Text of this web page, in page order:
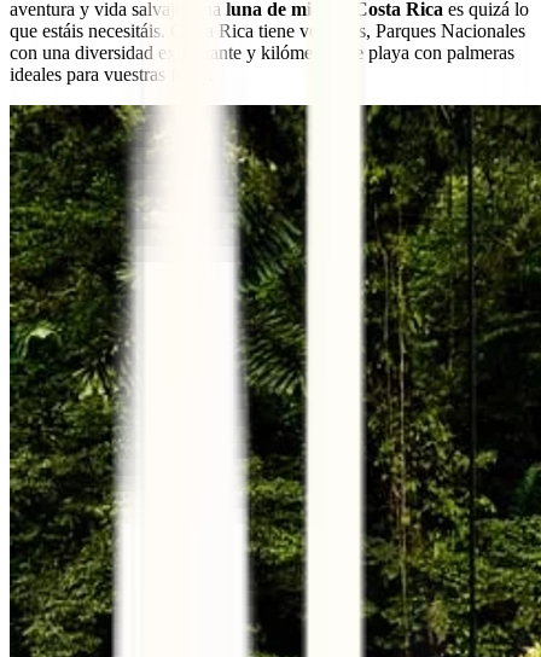
aventura y vida salvaje, una luna de miel en Costa Rica es quizá lo
que estáis necesitáis. Costa Rica tiene volcanes, Parques Nacionales
con una diversidad exuberante y kilómetros de playa con palmeras
ideales para vuestras fotos.